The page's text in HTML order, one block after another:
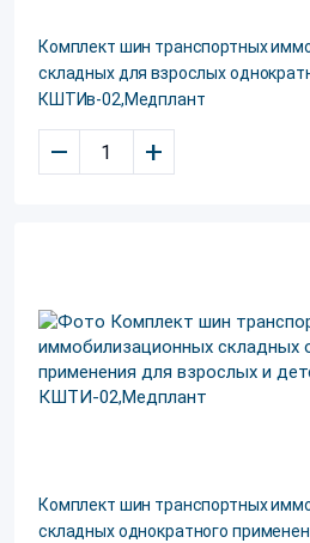
Комплект шин транспортных
складных для взрослых
КШТИв-02,Медплант
– +
Комплект шин транспортных
складных однократного